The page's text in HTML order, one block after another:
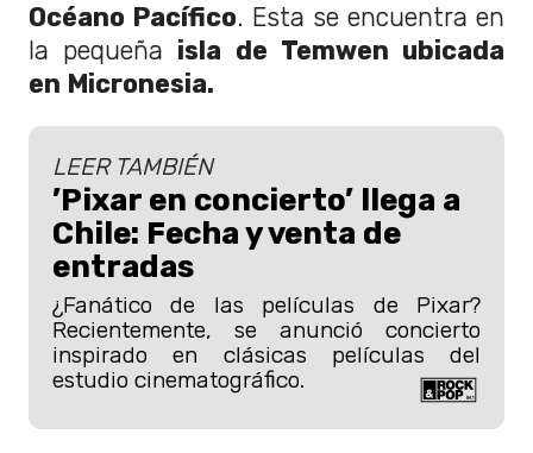
Océano Pacífico. Esta se encuentra en
la pequeña isla de Temwen ubicada
en Micronesia.
LEER TAMBIÉN
’Pixar en concierto’ llega a
Chile: Fecha y venta de
entradas
¿Fanático de las películas de Pixar?
Recientemente, se anunció concierto
inspirado en clásicas películas del
estudio cinematográfico.